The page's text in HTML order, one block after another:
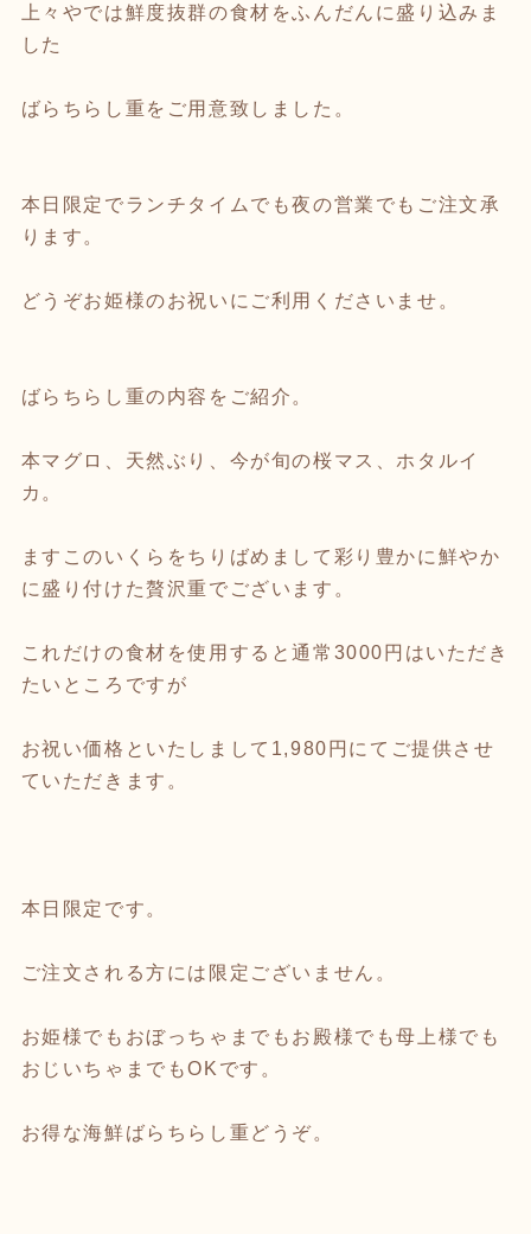
上々やでは鮮度抜群の食材をふんだんに盛り込みま
した
ばらちらし重をご用意致しました。
本日限定でランチタイムでも夜の営業でもご注文承
ります。
どうぞお姫様のお祝いにご利用くださいませ。
ばらちらし重の内容をご紹介。
本マグロ、天然ぶり、今が旬の桜マス、ホタルイ
カ。
ますこのいくらをちりばめまして彩り豊かに鮮やか
に盛り付けた贅沢重でございます。
これだけの食材を使用すると通常3000円はいただき
たいところですが
お祝い価格といたしまして1,980円にてご提供させ
ていただきます。
本日限定です。
ご注文される方には限定ございません。
お姫様でもおぼっちゃまでもお殿様でも母上様でも
おじいちゃまでもOKです。
お得な海鮮ばらちらし重どうぞ。